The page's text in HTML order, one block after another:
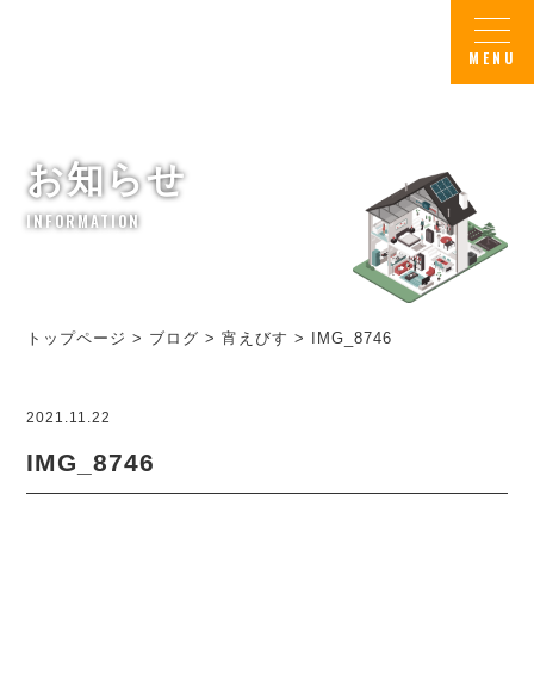
お知らせ
INFORMATION
トップページ > ブログ >宵えびす > IMG_8746
2021.11.22
IMG_8746